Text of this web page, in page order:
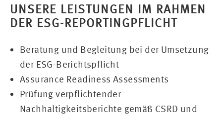
UNSERE LEISTUNGEN IM RAHMEN
DER ESG-REPORTINGPFLICHT
Beratung und Begleitung bei der Umsetzung
der ESG-Berichtspflicht
Assurance Readiness Assessments
Prüfung verpflichtender
Nachhaltigkeitsberichte gemäß CSRD und